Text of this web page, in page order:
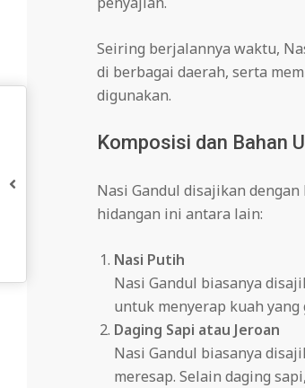
Seiring berjalannya waktu,
di berbagai daerah, serta
digunakan.
Komposisi dan Bahan
Nasi Gandul disajikan
hidangan ini antara lain:
Nasi Putih
Nasi Gandul biasanya
untuk menyerap kuah yang
Daging Sapi atau Jeroan
Nasi Gandul biasanya
meresap. Selain daging